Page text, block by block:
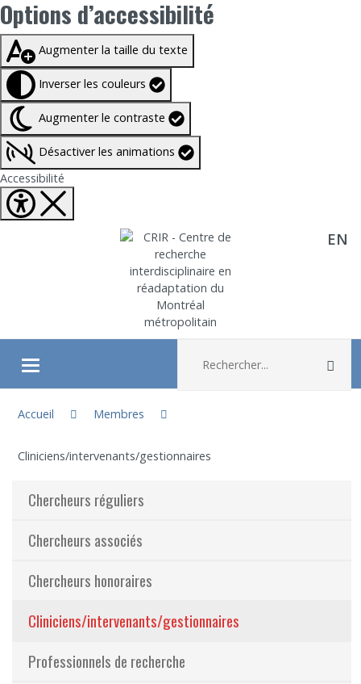
Options d’accessibilité
Taille du texte à100%
Augmenter la taille du texte
Inverser les couleurs
Augmenter le contraste
Désactiver les animations
Accessibilité
Aller directement au contenu EN
Ouvrir/fermer le menu
À propos
Recherche
Membres
Étudiants
Accueil
Membres
Cliniciens/intervenants/gestionnaires
Chercheurs réguliers
Chercheurs associés
Chercheurs honoraires
Cliniciens/intervenants/gestionnaires
Professionnels de recherche